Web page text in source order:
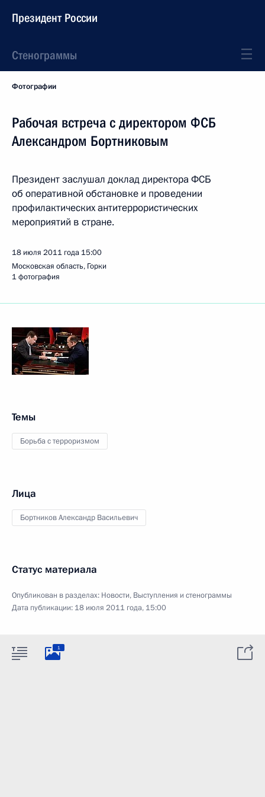
Президент России
Стенограммы
Фотографии
Рабочая встреча с директором ФСБ
Александром Бортниковым
Президент заслушал доклад директора ФСБ
об оперативной обстановке и проведении
профилактических антитеррористических
мероприятий в стране.
18 июля 2011 года 15:00
Московская область, Горки
1 фотография
Темы
Борьба с терроризмом
Лица
Бортников Александр Васильевич
Статус материала
Опубликован в разделах: Новости, Выступления и стенограммы
Дата публикации: 18 июля 2011 года, 15:00
1